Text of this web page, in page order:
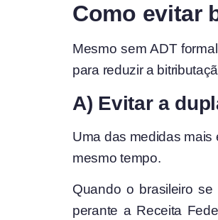
Como evitar
Mesmo sem ADT
para reduzir a
A) Evitar a
Uma das medidas mais
mesmo tempo.
Quando o brasileiro
perante a Receita